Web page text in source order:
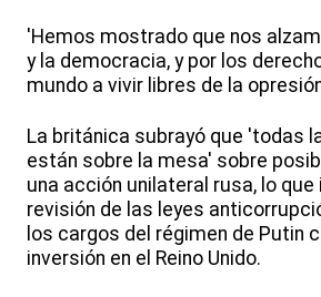
'Hemos mostrado que nos
y la democracia, y por los
mundo a vivir libres de la
La británica subrayó que 'todas
están sobre la mesa' sobre
una acción unilateral rusa, lo que
revisión de las leyes
los cargos del régimen de Putin
inversión en el Reino Unido.